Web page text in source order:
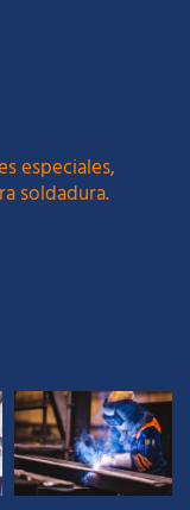
especiales,
soldadura.